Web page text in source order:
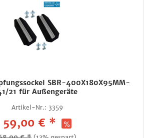
SBR-400X180X95MM-
21 für Außengeräte
Artikel-Nr.: 3359
59,00 € *